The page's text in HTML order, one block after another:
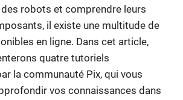
robots et comprendre leurs
il existe une multitude de
en ligne. Dans cet article,
quatre tutoriels
la communauté Pix, qui vous
vos connaissances dans